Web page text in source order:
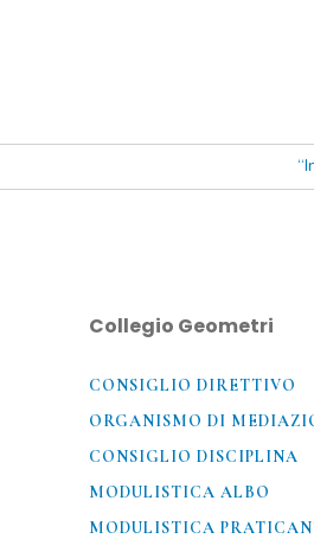
Collegio Geometri
CONSIGLIO DIRETTIVO
ORGANISMO DI
CONSIGLIO DISCIPLINA
MODULISTICA ALBO
MODULISTICA